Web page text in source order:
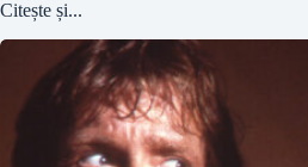
Citește și...